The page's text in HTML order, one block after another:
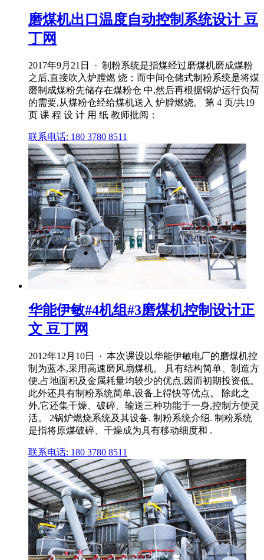
磨煤机出口温度自动控制系统设计 豆
丁网
2017年9月21日 · 制粉系统是指煤经过磨煤机磨成煤粉
之后,直接吹入炉膛燃 烧；而中间仓储式制粉系统是将煤
磨制成煤粉先储存在煤粉仓 中,然后再根据锅炉运行负荷
的需要,从煤粉仓经给煤机送入 炉膛燃烧。 第 4 页/共19
页 课 程 设 计 用 纸 教师批阅：
联系电话: 180 3780 8511
华能伊敏#4机组#3磨煤机控制设计正
文 豆丁网
2012年12月10日 · 本次课设以华能伊敏电厂的磨煤机控
制为蓝本,采用高速磨风扇煤机。 具有结构简单、制造方
便,占地面积及金属耗量均较少的优点,因而初期投资低。
此外还具有制粉系统简单,设备上得快等优点。 除此之
外,它还集干燥、破碎、输送三种功能于一身,控制方便灵
活。 2锅炉燃烧系统及其设备. 制粉系统介绍. 制粉系统
是指将原煤破碎、干燥成为具有移动细度和 .
联系电话: 180 3780 8511